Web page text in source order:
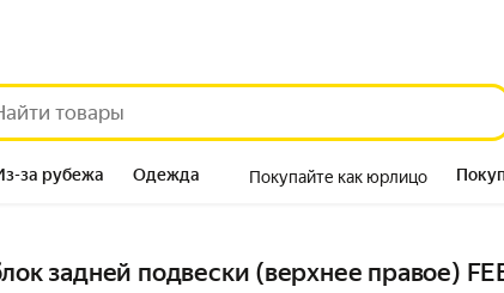
за рубежа Одежда Покупайте как юрлицо
задней подвески (верхнее правое)